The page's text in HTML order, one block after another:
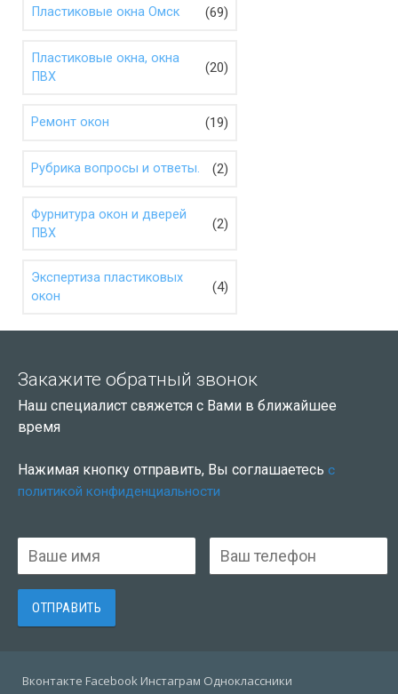
Пластиковые окна Омск (69)
Пластиковые окна, окна
ПВХ
(20)
Ремонт окон (19)
Рубрика вопросы и ответы. (2)
Фурнитура окон и дверей
ПВХ
(2)
Экспертиза пластиковых
окон
(4)
Закажите обратный звонок
Наш специалист свяжется с Вами в ближайшее
время
Нажимая кнопку отправить, Вы соглашаетесь с
политикой конфиденциальности
Вконтакте Facebook Инстаграм Одноклассники